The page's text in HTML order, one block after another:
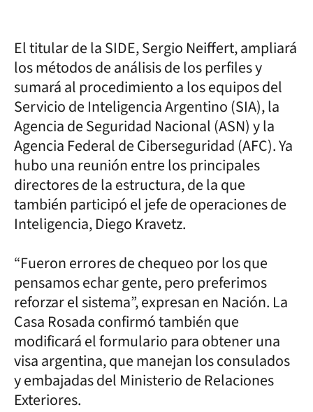
El titular de la SIDE, Sergio Neiffert, ampliará
los métodos de análisis de los perfiles y
sumará al procedimiento a los equipos del
Servicio de Inteligencia Argentino (SIA), la
Agencia de Seguridad Nacional (ASN) y la
Agencia Federal de Ciberseguridad (AFC). Ya
hubo una reunión entre los principales
directores de la estructura, de la que
también participó el jefe de operaciones de
Inteligencia, Diego Kravetz.
“Fueron errores de chequeo por los que
pensamos echar gente, pero preferimos
reforzar el sistema”, expresan en Nación. La
Casa Rosada confirmó también que
modificará el formulario para obtener una
visa argentina, que manejan los consulados
y embajadas del Ministerio de Relaciones
Exteriores.